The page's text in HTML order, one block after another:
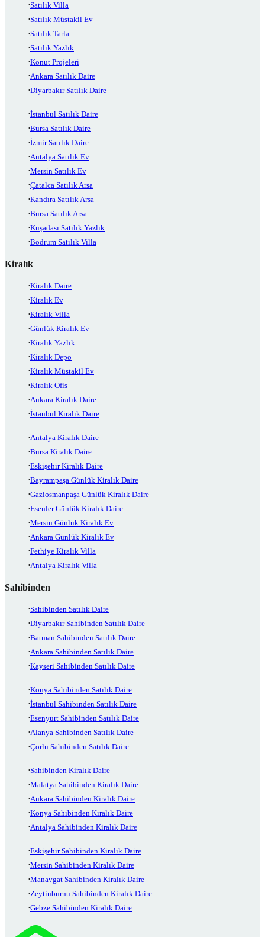
Satılık Villa
Satılık Müstakil Ev
Satılık Tarla
Satılık Yazlık
Konut Projeleri
Ankara Satılık Daire
Diyarbakır Satılık Daire
İstanbul Satılık Daire
Bursa Satılık Daire
İzmir Satılık Daire
Antalya Satılık Ev
Mersin Satılık Ev
Çatalca Satılık Arsa
Kandıra Satılık Arsa
Bursa Satılık Arsa
Kuşadası Satılık Yazlık
Bodrum Satılık Villa
Kiralık
Kiralık Daire
Kiralık Ev
Kiralık Villa
Günlük Kiralık Ev
Kiralık Yazlık
Kiralık Depo
Kiralık Müstakil Ev
Kiralık Ofis
Ankara Kiralık Daire
İstanbul Kiralık Daire
Antalya Kiralık Daire
Bursa Kiralık Daire
Eskişehir Kiralık Daire
Bayrampaşa Günlük Kiralık Daire
Gaziosmanpaşa Günlük Kiralık Daire
Esenler Günlük Kiralık Daire
Mersin Günlük Kiralık Ev
Ankara Günlük Kiralık Ev
Fethiye Kiralık Villa
Antalya Kiralık Villa
Sahibinden
Sahibinden Satılık Daire
Diyarbakır Sahibinden Satılık Daire
Batman Sahibinden Satılık Daire
Ankara Sahibinden Satılık Daire
Kayseri Sahibinden Satılık Daire
Konya Sahibinden Satılık Daire
İstanbul Sahibinden Satılık Daire
Esenyurt Sahibinden Satılık Daire
Alanya Sahibinden Satılık Daire
Çorlu Sahibinden Satılık Daire
Sahibinden Kiralık Daire
Malatya Sahibinden Kiralık Daire
Ankara Sahibinden Kiralık Daire
Konya Sahibinden Kiralık Daire
Antalya Sahibinden Kiralık Daire
Eskişehir Sahibinden Kiralık Daire
Mersin Sahibinden Kiralık Daire
Manavgat Sahibinden Kiralık Daire
Zeytinburnu Sahibinden Kiralık Daire
Gebze Sahibinden Kiralık Daire